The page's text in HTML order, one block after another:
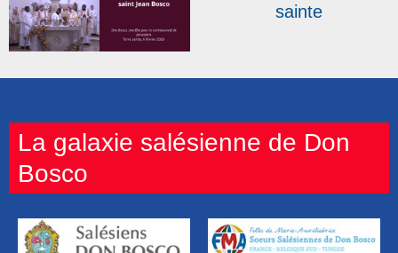
sainte
La galaxie salésienne de Don
Bosco